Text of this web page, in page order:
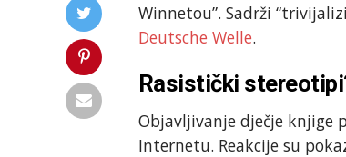
Winnetou”. Sadrži
Deutsche Welle.
Rasistički
Objavljivanje dječje knjige
Internetu. Reakcije su